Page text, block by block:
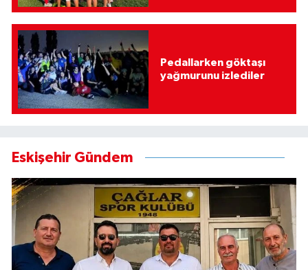
Pedallarken göktaşı
yağmurunu izlediler
Eskişehir Gündem